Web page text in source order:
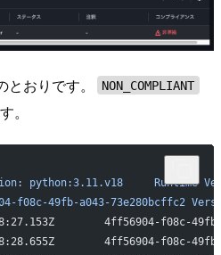
おりです。 NON_COMPLIANT
。
python:3.11.v18
	Runtime
f08c-49fb-a043-73e280bcffc2